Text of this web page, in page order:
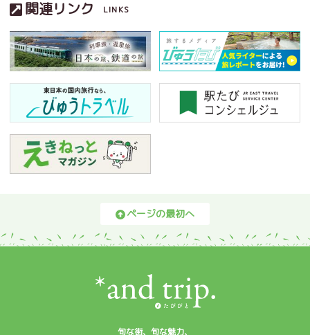
関連リンク LINKS
ページの最初へ
旬な街、旬な魅力、